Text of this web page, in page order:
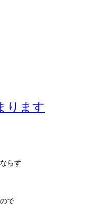
ります
らず
で